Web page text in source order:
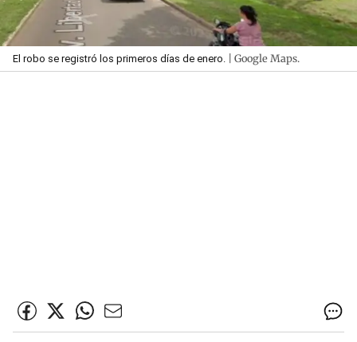
El robo se registró los primeros días de enero. | Google Maps.